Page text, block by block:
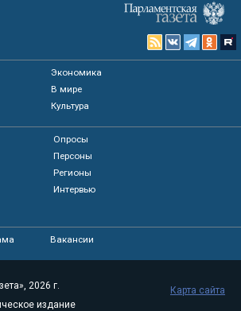
Экономика
В мире
Культура
Опросы
Персоны
Регионы
Интервью
Вакансии
2026 г.
издание
Карта сайта